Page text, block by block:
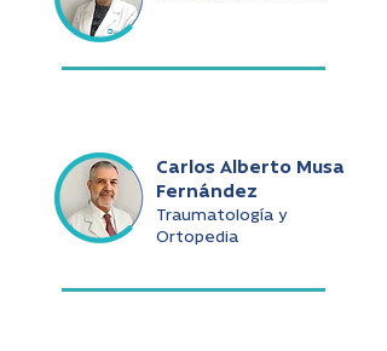
Carlos Alberto Musa
Fernández
Traumatología y
Ortopedia